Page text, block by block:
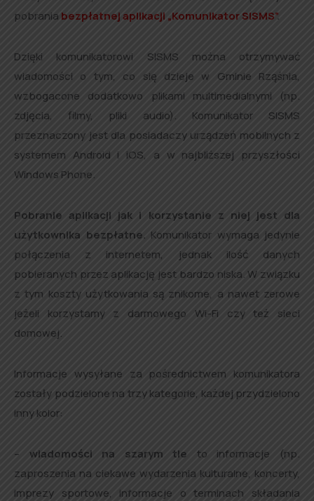
pobrania bezpłatnej aplikacji „Komunikator SISMS”.
Dzięki komunikatorowi SISMS można otrzymywać
wiadomości o tym, co się dzieje w Gminie Rząśnia,
wzbogacone dodatkowo plikami multimedialnymi (np.
zdjęcia, filmy, pliki audio). Komunikator SISMS
przeznaczony jest dla posiadaczy urządzeń mobilnych z
systemem Android i iOS, a w najbliższej przyszłości
Windows Phone.
Pobranie aplikacji jak i korzystanie z niej jest dla
użytkownika bezpłatne. Komunikator wymaga jedynie
połączenia z internetem, jednak ilość danych
pobieranych przez aplikację jest bardzo niska. W związku
z tym koszty użytkowania są znikome, a nawet zerowe
jeżeli korzystamy z darmowego Wi-Fi czy też sieci
domowej.
Informacje wysyłane za pośrednictwem komunikatora
zostały podzielone na trzy kategorie, każdej przydzielono
inny kolor:
– wiadomości na szarym tle to informacje (np.
zaproszenia na ciekawe wydarzenia kulturalne, koncerty,
imprezy sportowe, informacje o terminach składania